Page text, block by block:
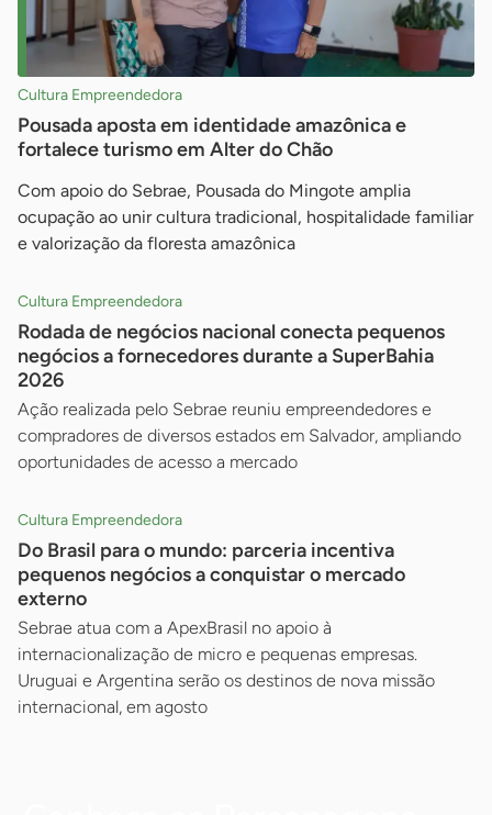
Cultura Empreendedora
Pousada aposta em identidade amazônica e
fortalece turismo em Alter do Chão
Com apoio do Sebrae, Pousada do Mingote amplia
ocupação ao unir cultura tradicional, hospitalidade familiar
e valorização da floresta amazônica
Cultura Empreendedora
Rodada de negócios nacional conecta pequenos
negócios a fornecedores durante a SuperBahia
2026
Ação realizada pelo Sebrae reuniu empreendedores e
compradores de diversos estados em Salvador, ampliando
oportunidades de acesso a mercado
Cultura Empreendedora
Do Brasil para o mundo: parceria incentiva
pequenos negócios a conquistar o mercado
externo
Sebrae atua com a ApexBrasil no apoio à
internacionalização de micro e pequenas empresas.
Uruguai e Argentina serão os destinos de nova missão
internacional, em agosto